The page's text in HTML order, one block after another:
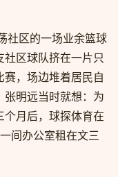
社区的一场业余篮球
区球队挤在一片只
，场边堆着居民自
明远当时就想：为
月后，球探体育在
间办公室租在文三